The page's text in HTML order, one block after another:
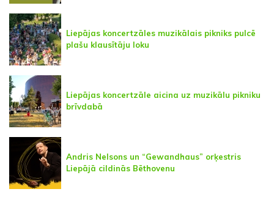
Liepājas koncertzāles muzikālais pikniks pulcē
plašu klausītāju loku
Liepājas koncertzāle aicina uz muzikālu pikniku
brīvdabā
Andris Nelsons un “Gewandhaus” orķestris
Liepājā cildinās Bēthovenu